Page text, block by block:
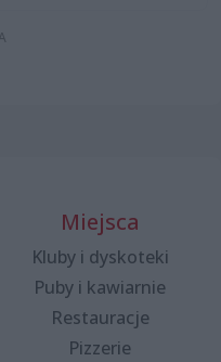
Miejsca
Kluby i dyskoteki
Puby i kawiarnie
Restauracje
Pizzerie